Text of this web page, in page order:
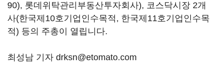
90), 롯데위탁관리부동산투자회사), 코스닥시장 2개
사(한국제10호기업인수목적, 한국제11호기업인수목
적) 등의 주총이 열립니다.
최성남 기자 drksn@etomato.com